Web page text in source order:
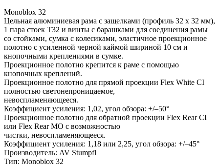
Monoblox 32
Цельная алюминиевая рама с защелками (профиль 32 x 32 мм),
1 пара стоек T32 и винты с барашками для соединения рамы
со стойками, сумка с колесиками, эластичное проекционное
полотно с усиленной черной каймой шириной 10 см и
кнопочными креплениями в сумке.
Проекционное полотно крепится к раме с помощью
кнопочных креплений.
Проекционное полотно для прямой проекции Flex White CI
полностью светонепроницаемое,
невоспламеняющееся.
Коэффициент усиления: 1,02, угол обзора: +/–50°
Проекционное полотно для обратной проекции Flex Rear CI
или Flex Rear MO с возможностью
чистки, невоспламеняющееся.
Коэффициент усиления: 1,18 или 2,25, угол обзора: +/–45°
Производитель: AV Stumpfl
Тип: Monoblox 32